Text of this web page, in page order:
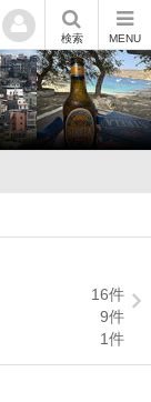
検索 MENU
16件
9件
1件